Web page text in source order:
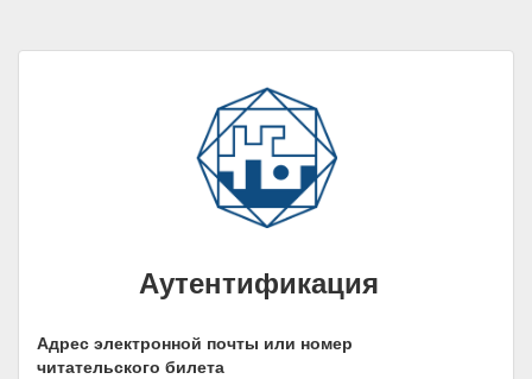
Аутентификация
Адрес электронной почты или номер
читательского билета